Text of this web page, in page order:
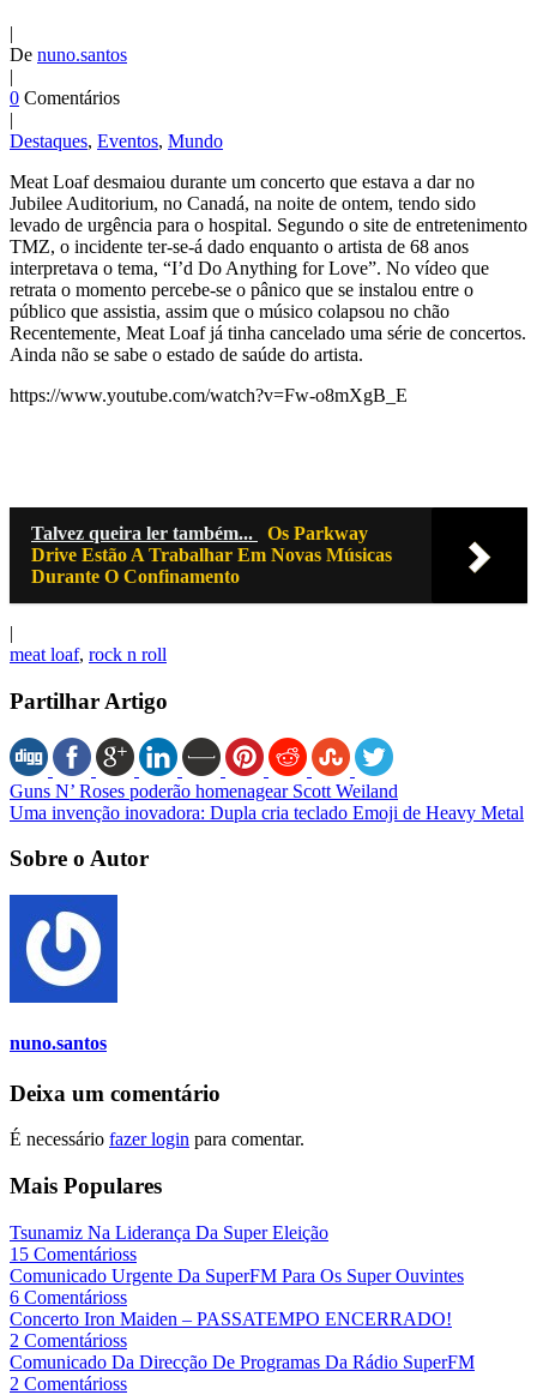
|
De nuno.santos
|
0 Comentários
|
Destaques, Eventos, Mundo
Meat Loaf desmaiou durante um concerto que estava a dar no
Jubilee Auditorium, no Canadá, na noite de ontem, tendo sido
levado de urgência para o hospital. Segundo o site de entretenimento
TMZ, o incidente ter-se-á dado enquanto o artista de 68 anos
interpretava o tema, “I’d Do Anything for Love”. No vídeo que
retrata o momento percebe-se o pânico que se instalou entre o
público que assistia, assim que o músico colapsou no chão
Recentemente, Meat Loaf já tinha cancelado uma série de concertos.
Ainda não se sabe o estado de saúde do artista.
https://www.youtube.com/watch?v=Fw-o8mXgB_E
Talvez queira ler também...
Os Parkway
Drive Estão A Trabalhar Em Novas Músicas
Durante O Confinamento
|
meat loaf, rock n roll
Partilhar Artigo
Guns N’ Roses poderão homenagear Scott Weiland
Uma invenção inovadora: Dupla cria teclado Emoji de Heavy Metal
Sobre o Autor
nuno.santos
Deixa um comentário
É necessário fazer login para comentar.
Mais Populares
Tsunamiz Na Liderança Da Super Eleição
15 Comentárioss
Comunicado Urgente Da SuperFM Para Os Super Ouvintes
6 Comentárioss
Concerto Iron Maiden – PASSATEMPO ENCERRADO!
2 Comentárioss
Comunicado Da Direcção De Programas Da Rádio SuperFM
2 Comentárioss